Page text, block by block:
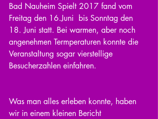
Bad Nauheim Spielt 2017 fand vom
Freitag den 16.Juni  bis Sonntag den
18. Juni statt. Bei warmen, aber noch
angenehmen Termperaturen konnte die
Veranstaltung sogar vierstellige
Besucherzahlen einfahren.
Was man alles erleben konnte, haben
wir in einem kleinen Bericht